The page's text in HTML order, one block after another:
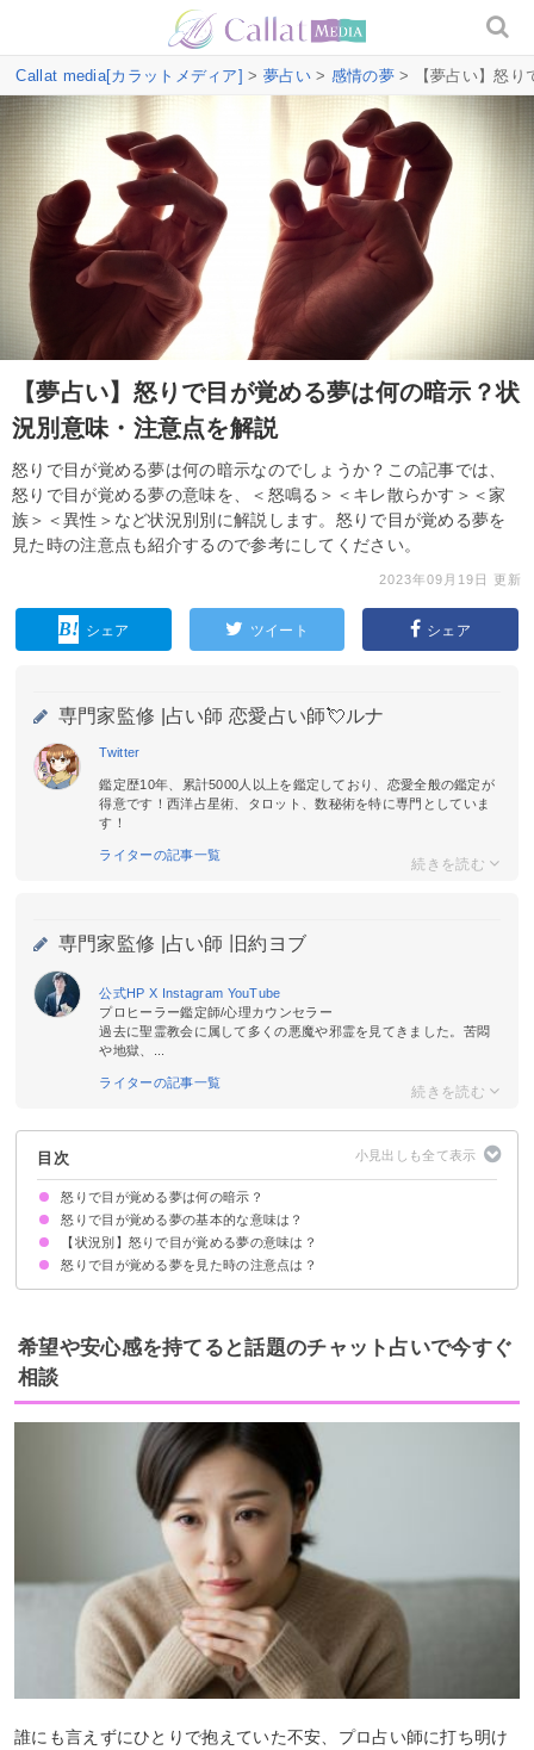
Callat media[カラットメディア] > 夢占い> 感情の夢> 【夢占い】怒り
【夢占い】怒りで目が覚める夢は何の暗示？状
況別意味・注意点を解説
怒りで目が覚める夢は何の暗示なのでしょうか？この記事では、
怒りで目が覚める夢の意味を、＜怒鳴る＞＜キレ散らかす＞＜家
族＞＜異性＞など状況別別に解説します。怒りで目が覚める夢を
見た時の注意点も紹介するので参考にしてください。
2023年09月19日 更新
シェア ツイート シェア
専門家監修 | 占い師 恋愛占い師💘ルナ
Twitter
鑑定歴10年、累計5000人以上を鑑定しており、恋愛全般の鑑定が
得意です！西洋占星術、タロット、数秘術を特に専門としていま
す！
ライターの記事一覧
専門家監修 | 占い師 旧約ヨブ
公式HP X Instagram YouTube
プロヒーラー鑑定師/心理カウンセラー
過去に聖霊教会に属して多くの悪魔や邪霊を見てきました。苦悶
や地獄、...
ライターの記事一覧
目次
怒りで目が覚める夢は何の暗示？
怒りで目が覚める夢の基本的な意味は？
①ストレスの暗示
②対人運の低下
状況によって意味が決まる
【状況別】怒りで目が覚める夢の意味は？
怒鳴って目が覚める夢【願望夢】
家族に怒って目が覚める夢【警告夢】
仕事で怒って目が覚める夢【警告夢】
異性に怒って目が覚める夢【凶夢】
キレ散らかして目が覚める夢【警告夢】
恋人に怒って目が覚める夢【警告夢】
説教して目が覚める夢【願望夢】
知らない人に怒って目が覚める夢【警告夢】
怒りで目が覚める夢を見た時の注意点は？
十分な休息を取る
周囲の人とのコミュニケーションに注意する
警告夢や凶夢の内容を人に話す
希望や安心感を持てると話題のチャット占いで今すぐ
相談
誰にも言えずにひとりで抱えていた不安、プロ占い師に打ち明け